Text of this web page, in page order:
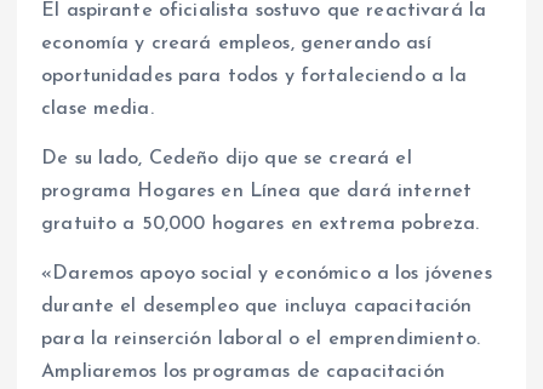
El aspirante oficialista sostuvo que reactivará la
economía y creará empleos, generando así
oportunidades para todos y fortaleciendo a la
clase media.
De su lado, Cedeño dijo que se creará el
programa Hogares en Línea que dará internet
gratuito a 50,000 hogares en extrema pobreza.
«Daremos apoyo social y económico a los jóvenes
durante el desempleo que incluya capacitación
para la reinserción laboral o el emprendimiento.
Ampliaremos los programas de capacitación